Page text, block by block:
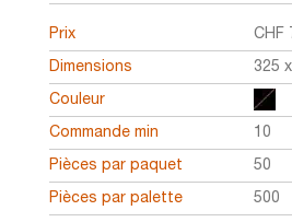
Prix CHF
Dimensions 325
Couleur
Commande min 10
Pièces par paquet 50
Pièces par palette 500